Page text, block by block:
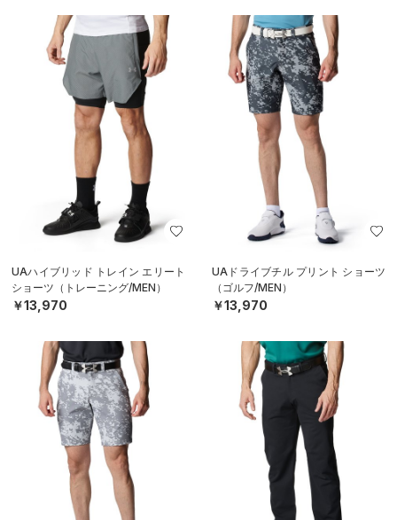
UAハイブリッド トレイン エリート
ショーツ（トレーニング/MEN）
￥13,970
UAドライブチル プリント ショーツ
（ゴルフ/MEN）
￥13,970